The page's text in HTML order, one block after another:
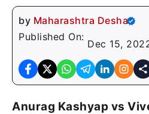
by Maharashtra Desha
Published On:
Dec 15,
Anurag Kashyap vs